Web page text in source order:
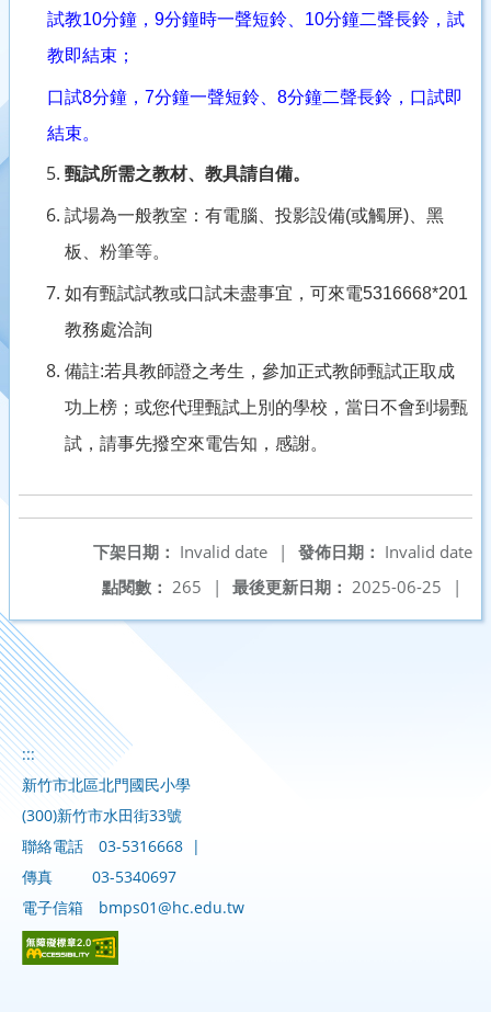
試教10分鐘， 9分鐘時一聲短鈴、 10分鐘二聲長鈴，試
教即結束；
口試8分鐘， 7分鐘一聲短鈴、 8分鐘二聲長鈴，口試即
結束。
甄試所需之教材、教具請自備。
試場為一般教室：有電腦、投影設備(或觸屏) 、黑
板、粉筆等。
如有甄試試教或口試未盡事宜，可來電5316668*201
教務處洽詢
備註:若具教師證之考生，參加正式教師甄試正取成
功上榜；或您代理甄試上別的學校，當日不會到場甄
試，請事先撥空來電告知，感謝。
發佈日期： Invalid date
下架日期： Invalid date
|
最後更新日期： 2025-06-25 |
點閱數： 265 |
:::
新竹市北區北門國民小學
(300)新竹市水田街33號
聯絡電話
03-5316668 |
傳真
03-5340697
電子信箱
bmps01@hc.edu.tw